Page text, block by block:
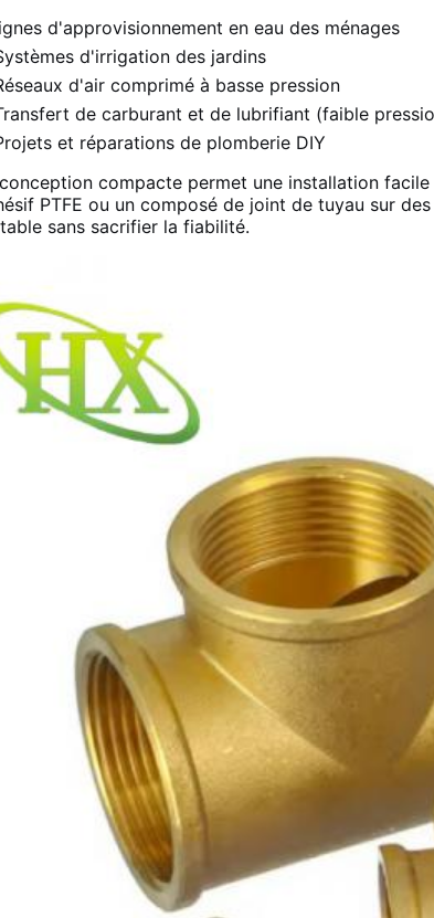
d'approvisionnement en eau des ménages
d'irrigation des jardins
d'air comprimé à basse pression
de carburant et de lubrifiant (faible
et réparations de plomberie DIY
compacte permet une installation
PTFE ou un composé de joint de tuyau sur
sans sacrifier la fiabilité.